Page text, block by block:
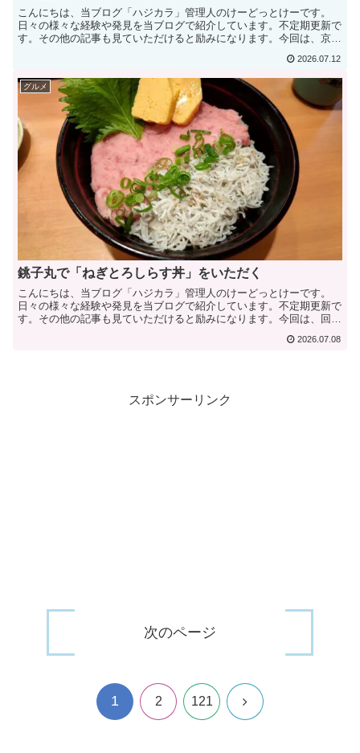
こんにちは、当ブログ「ハジカラ」管理人のけーどっとけーです。
日々の様々な経験や発見を当ブログで紹介しています。不定期更新で
す。その他の記事も見ていただけると励みになります。今回は、京急
2026.07.12
グルメ
銚子丸で「ねぎとろしらす丼」をいただく
こんにちは、当ブログ「ハジカラ」管理人のけーどっとけーです。
日々の様々な経験や発見を当ブログで紹介しています。不定期更新で
す。その他の記事も見ていただけると励みになります。今回は、回転
2026.07.08
スポンサーリンク
次のページ
1 2 121 次